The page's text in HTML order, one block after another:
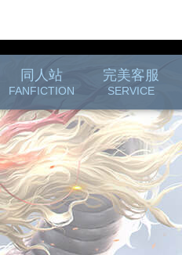
同人站
FANFICTION
完美客服
SERVICE